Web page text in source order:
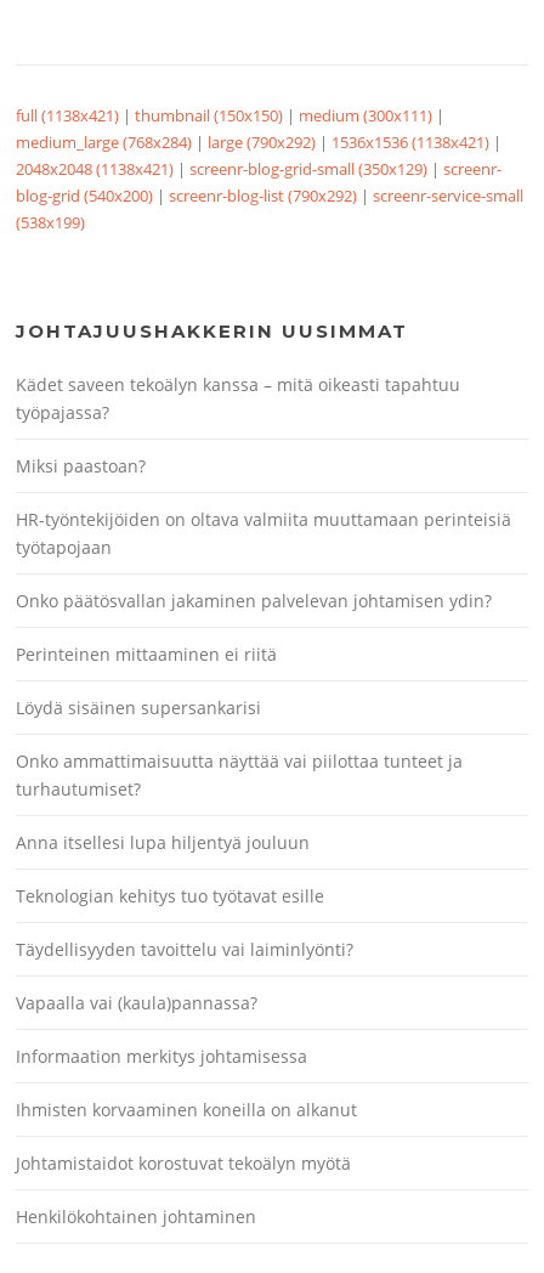
full (1138x421) |thumbnail (150x150) | medium (300x111) |
medium_large (768x284) | large (790x292) | 1536x1536 (1138x421) |
2048x2048 (1138x421) |screenr-blog-grid-small (350x129) |screenr-
blog-grid (540x200) |screenr-blog-list (790x292) |screenr-service-small
(538x199)
JOHTAJUUSHAKKERIN UUSIMMAT
Kädet saveen tekoälyn kanssa – mitä oikeasti tapahtuu
työpajassa?
Miksi paastoan?
HR-työntekijöiden on oltava valmiita muuttamaan perinteisiä
työtapojaan
Onko päätösvallan jakaminen palvelevan johtamisen ydin?
Perinteinen mittaaminen ei riitä
Löydä sisäinen supersankarisi
Onko ammattimaisuutta näyttää vai piilottaa tunteet ja
turhautumiset?
Anna itsellesi lupa hiljentyä jouluun
Teknologian kehitys tuo työtavat esille
Täydellisyyden tavoittelu vai laiminlyönti?
Vapaalla vai (kaula)pannassa?
Informaation merkitys johtamisessa
Ihmisten korvaaminen koneilla on alkanut
Johtamistaidot korostuvat tekoälyn myötä
Henkilökohtainen johtaminen